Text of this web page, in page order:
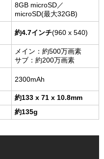
8GB microSD／
microSD(最大32GB)
約4.7インチ(960 x 540)
メイン：約500万画素
サブ：約200万画素
2300mAh
約133 x 71 x 10.8mm
約135g